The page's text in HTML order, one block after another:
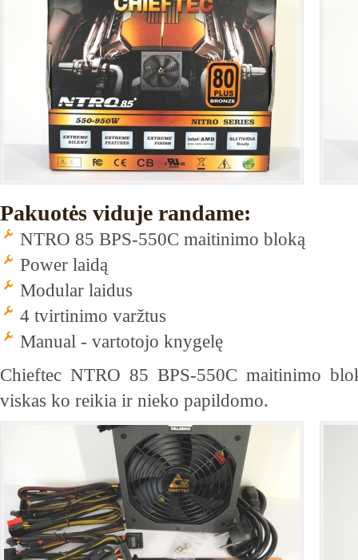
Pakuotės viduje randame:
NTRO 85 BPS-550C maitinimo bloką
Power laidą
Modular laidus
4 tvirtinimo varžtus
Manual - vartotojo knygelę
Chieftec NTRO 85 BPS-550C maitinimo
viskas ko reikia ir nieko papildomo.